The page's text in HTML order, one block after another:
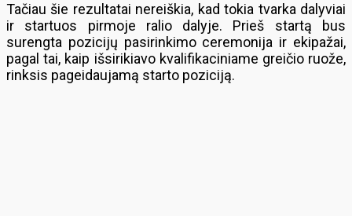
Tačiau šie rezultatai nereiškia, kad tokia tvarka dalyviai
ir startuos pirmoje ralio dalyje. Prieš startą bus
surengta pozicijų pasirinkimo ceremonija ir ekipažai,
pagal tai, kaip išsirikiavo kvalifikaciniame greičio ruože,
rinksis pageidaujamą starto poziciją.